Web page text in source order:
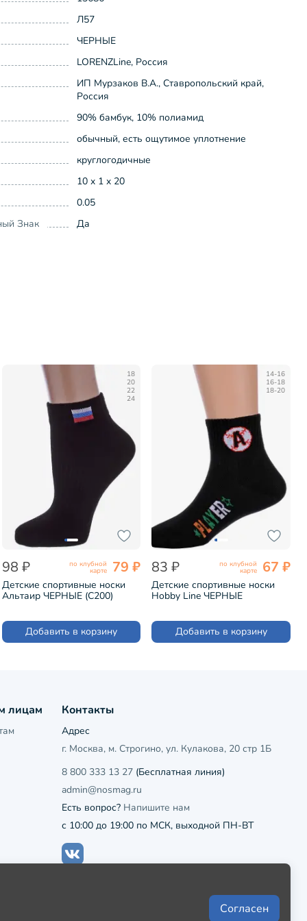
Л57
ЧЕРНЫЕ
LORENZLine, Россия
ИП Мурзаков В.А., Ставропольский край,
Россия
90% бамбук, 10% полиамид
обычный, есть ощутимое уплотнение
круглогодичные
10 x 1 x 20
0.05
Знак
Да
18
20
22
24
98 ₽ по клубной
карте 79 ₽
Детские спортивные носки
Альтаир ЧЕРНЫЕ (С200)
Добавить в корзину
14-16
16-18
18-20
83 ₽ по клубной
карте 67 ₽
Детские спортивные носки
Hobby Line ЧЕРНЫЕ
Добавить в корзину
лицам Контакты
Адрес
г. Москва, м. Строгино, ул. Кулакова, 20 стр 1Б
8 800 333 13 27(Бесплатная линия)
admin@nosmag.ru
Есть вопрос? Напишите нам
с 10:00 до 19:00 по МСК, выходной ПН-ВТ
Согласен